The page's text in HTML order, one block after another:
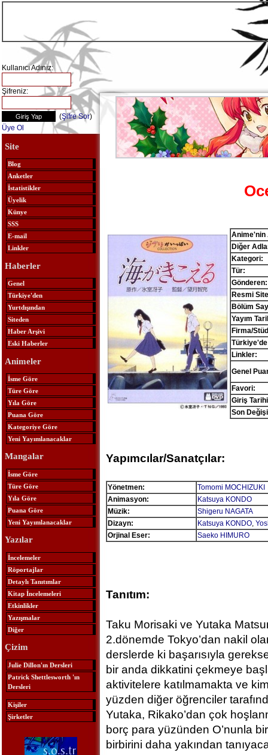
Kullanıcı Adınız:
Şifreniz:
(Şifre Sor)
Üye Ol
Site
Blog
Anketler
İstatistikler
Üyelik
Künye
SSS
E-mail
Linkler
Haberler
Genel
Türkiye'den
Yurtdışından
Siteden
Haber Arşivi
Eski Haberler
Animeler
İsme Göre
Türe Göre
Yıla Göre
Puana Göre
Kategoriye Göre
Yeni Yayımlanacaklar
Mangalar
İsme Göre
Türe Göre
Yıla Göre
Puana Göre
Yeni Yayımlanacaklar
Yazılar
İncelemeler
Röportajlar
Detaylı Tanıtımlar
Kitap İncelemeleri
Etkinlikler
Yazışmalar
Diğer
Çizim
Julie Dillon'ın Dersleri
Patrick Shettlesworth 'ın
Dersleri
Kişiler
Şirketler
Anime'nin
Diğer
Kategori:
Tür:
Gönderen:
Resmi
Bölüm
Yayım
Firma/
Linkler:
Genel
Favori:
Giriş
Son
Yapımcılar/Sanatçılar:
Yönetmen:
Tomomi MOCHIZUKI
Animasyon:
Katsuya KONDO
Müzik:
Shigeru NAGATA
Dizayn:
Katsuya KONDO,
Orjinal Eser:
Saeko HIMURO
Tanıtım:
Taku Morisaki ve Yutaka
2.dönemde Tokyo’dan nakil
derslerde ki başarısıyla
bir anda dikkatini çekmeye
aktivitelere katılmamakta ve
yüzden diğer öğrenciler
Yutaka, Rikako’dan çok
borç para yüzünden O’nunla
birbirini daha yakından